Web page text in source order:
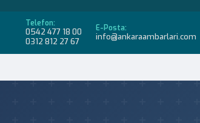
Telefon:
0542 477 18 00
0312 812 27 67
E-Posta:
info@ankaraambarlari.com